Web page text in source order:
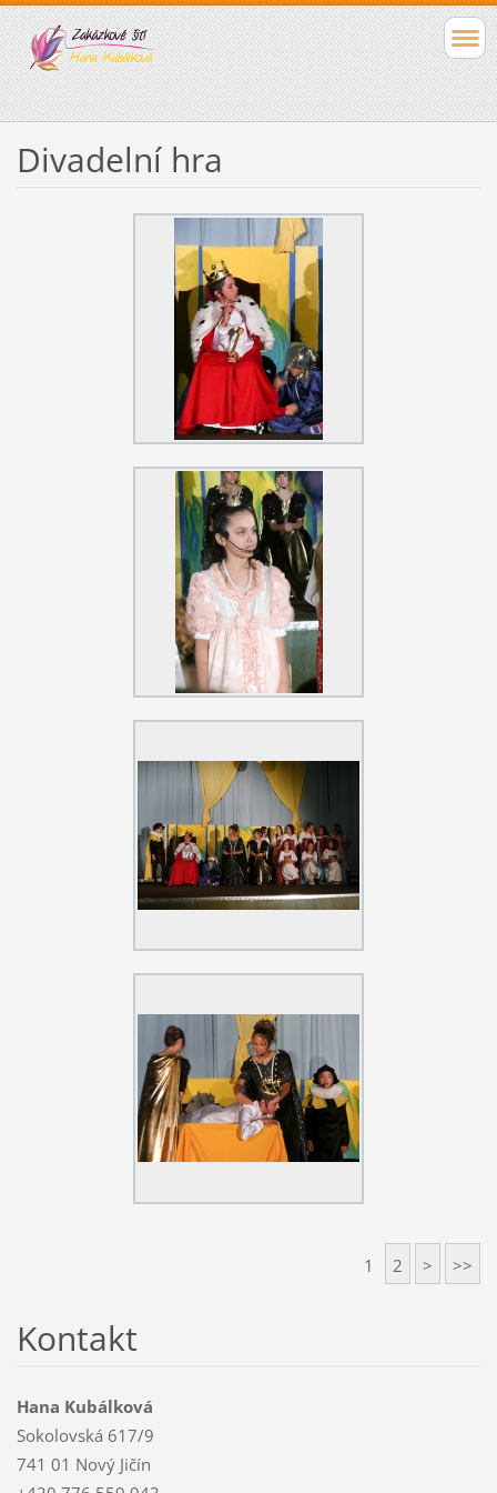
Divadelní hra
1 2 > >>
Kontakt
Hana Kubálková
Sokolovská 617/9
741 01 Nový Jičín